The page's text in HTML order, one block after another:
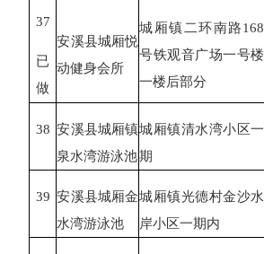
37
已
做
安溪县城厢悦
动健身会所
城厢镇二环南路168
号铁观音广场一号楼
一楼后部分
38 安溪县城厢镇
泉水湾游泳池
城厢镇清水湾小区一
期
39 安溪县城厢金
水湾游泳池
城厢镇光德村金沙水
岸小区一期内